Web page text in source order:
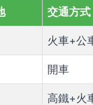
交通方式
火車+公
開車
高鐵+火